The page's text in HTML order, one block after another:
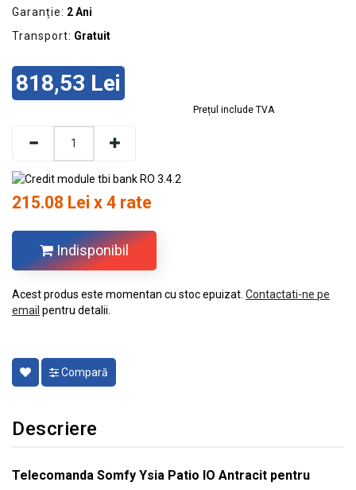
KITURI
FOTOVOLTAICE
Garanție: 2 Ani
Transport: Gratuit
818,53 Lei
Prețul include TVA
215.08 Lei x 4 rate
Indisponibil
Acest produs este momentan cu stoc epuizat. Contactati-ne pe
email pentru detalii.
Compară
Descriere
Telecomanda Somfy Ysia Patio IO Antracit pentru